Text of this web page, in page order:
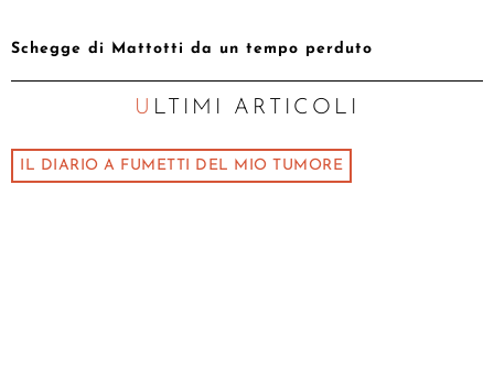
Schegge di Mattotti da un tempo perduto
ULTIMI ARTICOLI
IL DIARIO A FUMETTI DEL MIO TUMORE